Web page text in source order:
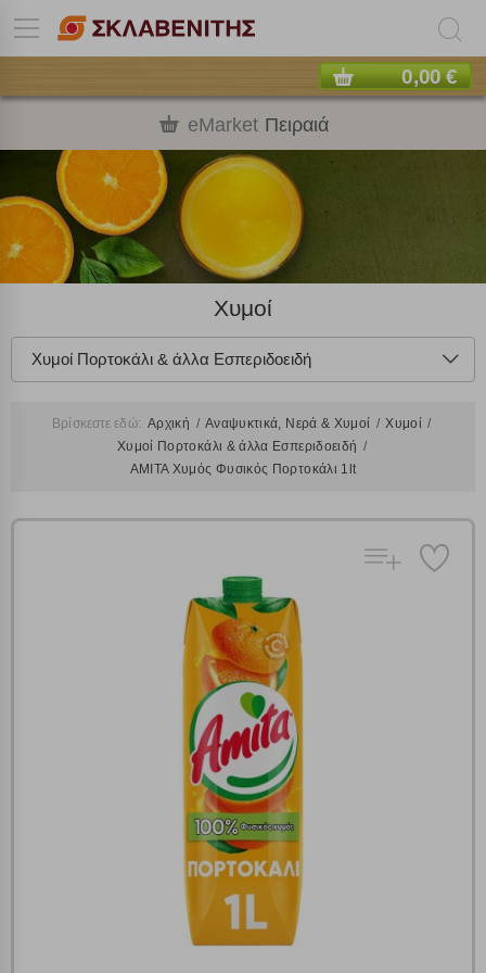
0,00 €
eMarket Πειραιά
Χυμοί
Χυμοί Πορτοκάλι & άλλα Εσπεριδοειδή
Βρίσκεστε εδώ: Αρχική Αναψυκτικά, Νερά & Χυμοί
Χυμοί
Χυμοί Πορτοκάλι & άλλα Εσπεριδοειδή
AMITA Χυμός Φυσικός Πορτοκάλι 1lt